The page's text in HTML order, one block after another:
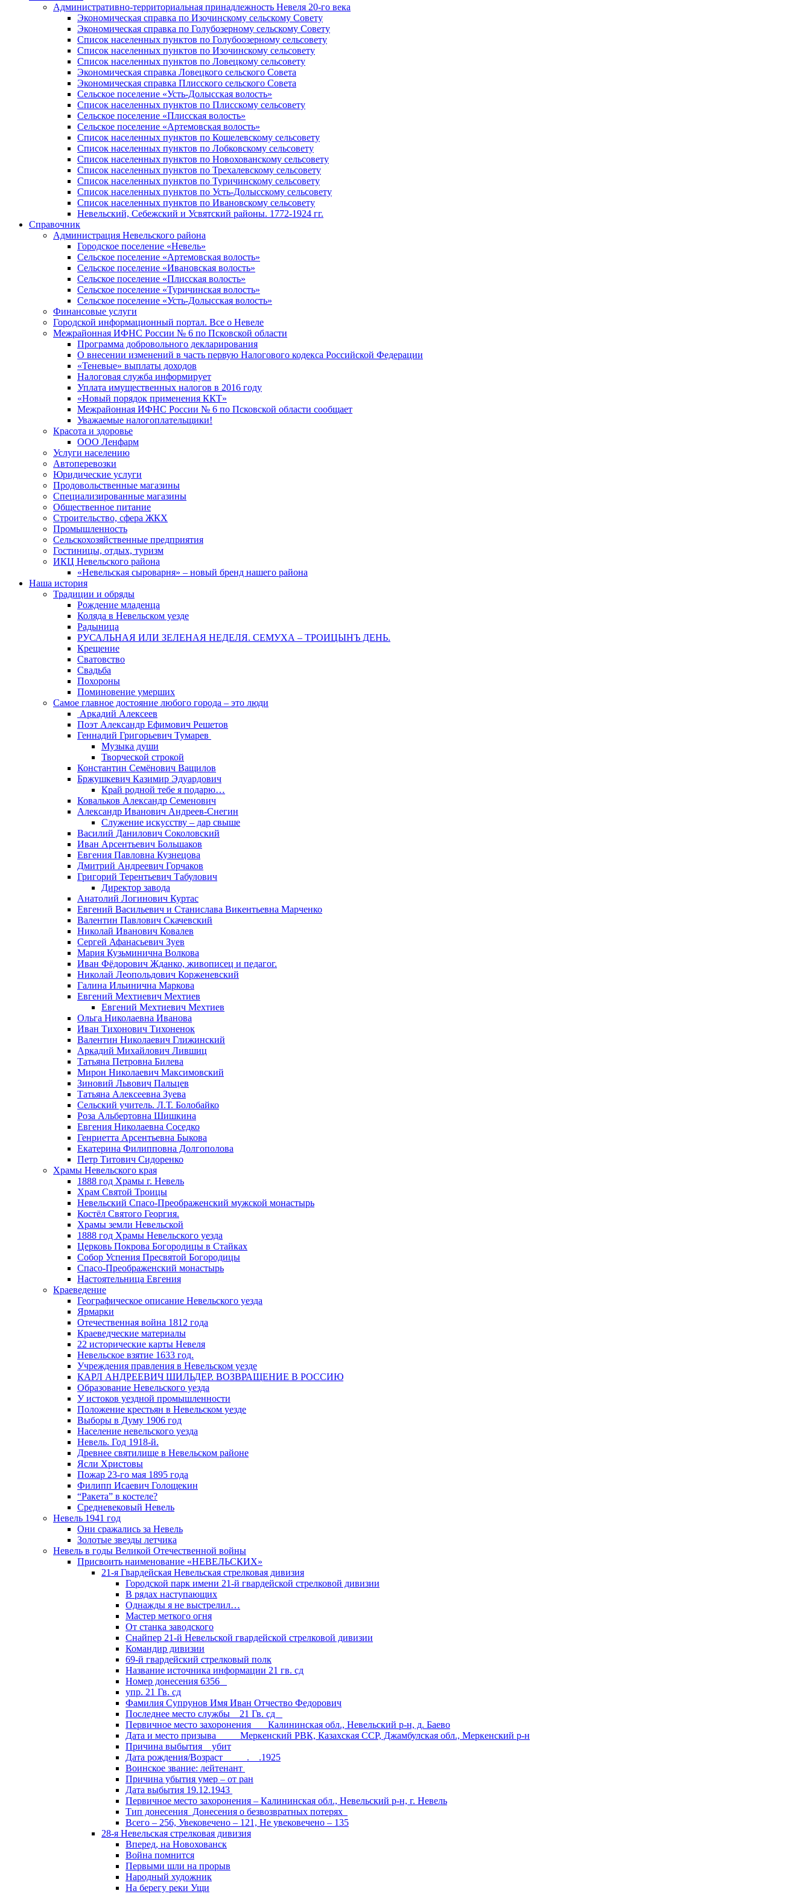
Административно-территориальная принадлежность Невеля 20-го века
Экономическая справка по Изочинскому сельскому Совету
Экономическая справка по Голубозерному сельскому Совету
Список населенных пунктов по Голубоозерному сельсовету
Список населенных пунктов по Изочинскому сельсовету
Список населенных пунктов по Ловецкому сельсовету
Экономическая справка Ловецкого сельского Совета
Экономическая справка Плисского сельского Совета
Сельское поселение «Усть-Долысская волость»
Список населенных пунктов по Плисскому сельсовету
Сельское поселение «Плисская волость»
Сельское поселение «Артемовская волость»
Список населенных пунктов по Кошелевскому сельсовету
Список населенных пунктов по Лобковскому сельсовету
Список населенных пунктов по Новохованскому сельсовету
Список населенных пунктов по Трехалевскому сельсовету
Список населенных пунктов по Туричинскому сельсовету
Список населенных пунктов по Усть-Долысскому сельсовету
Список населенных пунктов по Ивановскому сельсовету
Невельский, Себежский и Усвятский районы. 1772-1924 гг.
Справочник
Администрация Невельского района
Городское поселение «Невель»
Сельское поселение «Артемовская волость»
Сельское поселение «Ивановская волость»
Сельское поселение «Плисская волость»
Сельское поселение «Туричинская волость»
Сельское поселение «Усть-Долысская волость»
Финансовые услуги
Городской информационный портал. Все о Невеле
Межрайонная ИФНС России № 6 по Псковской области
Программа добровольного декларирования
О внесении изменений в часть первую Налогового кодекса Российской Федерации
«Теневые» выплаты доходов
Налоговая служба информирует
Уплата имущественных налогов в 2016 году
«Новый порядок применения ККТ»
Межрайонная ИФНС России № 6 по Псковской области сообщает
Уважаемые налогоплательщики!
Красота и здоровье
ООО Ленфарм
Услуги населению
Автоперевозки
Юридические услуги
Продовольственные магазины
Специализированные магазины
Общественное питание
Строительство, сфера ЖКХ
Промышленность
Сельскохозяйственные предприятия
Гостиницы, отдых, туризм
ИКЦ Невельского района
«Невельская сыроварня» – новый бренд нашего района
Наша история
Традиции и обряды
Рождение младенца
Коляда в Невельском уезде
Радыница
РУСАЛЬНАЯ ИЛИ ЗЕЛЕНАЯ НЕДЕЛЯ. СЕМУХА – ТРОИЦЫНЪ ДЕНЬ.
Крещение
Сватовство
Свадьба
Похороны
Поминовение умерших
Самое главное достояние любого города – это люди
Аркадий Алексеев
Поэт Александр Ефимович Решетов
Геннадий Григорьевич Тумарев
Музыка души
Творческой строкой
Константин Семёнович Ващилов
Бржушкевич Казимир Эдуардович
Край родной тебе я подарю…
Ковальков Александр Семенович
Александр Иванович Андреев-Снегин
Служение искусству – дар свыше
Василий Данилович Соколовский
Иван Арсентьевич Большаков
Евгения Павловна Кузнецова
Дмитрий Андреевич Горчаков
Григорий Терентьевич Табулович
Директор завода
Анатолий Логинович Куртас
Евгений Васильевич и Станислава Викентьевна Марченко
Валентин Павлович Скачевский
Николай Иванович Ковалев
Сергей Афанасьевич Зуев
Мария Кузьминична Волкова
Иван Фёдорович Жданко, живописец и педагог.
Николай Леопольдович Корженевский
Галина Ильинична Маркова
Евгений Мехтиевич Мехтиев
Евгений Мехтиевич Мехтиев
Ольга Николаевна Иванова
Иван Тихонович Тихоненок
Валентин Николаевич Глижинский
Аркадий Михайлович Лившиц
Татьяна Петровна Билева
Мирон Николаевич Максимовский
Зиновий Львович Пальцев
Татьяна Алексеевна Зуева
Сельский учитель. Л.Т. Болобайко
Роза Альбертовна Шишкина
Евгения Николаевна Соседко
Генриетта Арсентьевна Быкова
Екатерина Филипповна Долгополова
Петр Титович Сидоренко
Храмы Невельского края
1888 год Храмы г. Невель
Храм Святой Троицы
Невельский Спасо-Преображенский мужской монастырь
Костёл Святого Георгия.
Храмы земли Невельской
1888 год Храмы Невельского уезда
Церковь Покрова Богородицы в Стайках
Собор Успения Пресвятой Богородицы
Спасо-Преображенский монастырь
Настоятельница Евгения
Краеведение
Географическое описание Невельского уезда
Ярмарки
Отечественная война 1812 года
Краеведческие материалы
22 исторические карты Невеля
Невельское взятие 1633 год.
Учреждения правления в Невельском уезде
КАРЛ АНДРЕЕВИЧ ШИЛЬДЕР. ВОЗВРАЩЕНИЕ В РОССИЮ
Образование Невельского уезда
У истоков уездной промышленности
Положение крестьян в Невельском уезде
Выборы в Думу 1906 год
Население невельского уезда
Невель. Год 1918-й.
Древнее святилище в Невельском районе
Ясли Христовы
Пожар 23-го мая 1895 года
Филипп Исаевич Голощекин
“Ракета” в костеле?
Средневековый Невель
Невель 1941 год
Они сражались за Невель
Золотые звезды летчика
Невель в годы Великой Отечественной войны
Присвоить наименование «НЕВЕЛЬСКИХ»
21-я Гвардейская Невельская стрелковая дивизия
Городской парк имени 21-й гвардейской стрелковой дивизии
В рядах наступающих
Однажды я не выстрелил…
Мастер меткого огня
От станка заводского
Снайпер 21-й Невельской гвардейской стрелковой дивизии
Командир дивизии
69-й гвардейский стрелковый полк
Название источника информации 21 гв. сд
Номер донесения 6356
упр. 21 Гв. сд
Фамилия Супрунов Имя Иван Отчество Федорович
Последнее место службы 21 Гв. сд
Первичное место захоронения Калининская обл., Невельский р-н, д. Баево
Дата и место призыва Меркенский РВК, Казахская ССР, Джамбулская обл., Меркенский р-н
Причина выбытия убит
Дата рождения/Возраст __.__.1925
Воинское звание: лейтенант
Причина убытия умер – от ран
Дата выбытия 19.12.1943
Первичное место захоронения – Калининская обл., Невельский р-н, г. Невель
Тип донесения Донесения о безвозвратных потерях
Всего – 256, Увековечено – 121, Не увековечено – 135
28-я Невельская стрелковая дивизия
Вперед, на Новохованск
Война помнится
Первыми шли на прорыв
Народный художник
На берегу реки Ущи